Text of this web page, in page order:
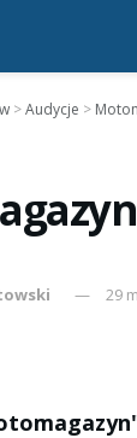
>Audycje >
29